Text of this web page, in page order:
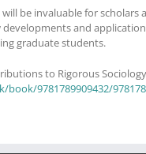
be invaluable for
and
graduate students.
to Rigorous
9781789909432/